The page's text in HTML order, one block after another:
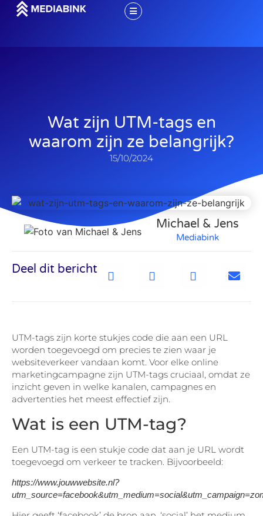
Wat zijn UTM-tags en
waarom zijn ze belangrijk?
15/10/2024
Michael & Jens
Mediabink
Deel dit bericht
UTM-tags zijn korte stukjes code die aan een URL
worden toegevoegd om precies te zien waar je
websiteverkeer vandaan komt. Voor elke online
marketingcampagne zijn UTM-tags cruciaal, omdat ze
inzicht geven in welke kanalen, campagnes en
advertenties het meest effectief zijn.
Wat is een UTM-tag?
Een UTM-tag is een stukje code dat aan je URL wordt
toegevoegd om verkeer te tracken. Bijvoorbeeld:
https://www.jouwwebsite.nl?